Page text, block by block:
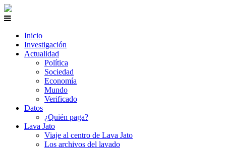
Inicio
Investigación
Actualidad
Política
Sociedad
Economía
Mundo
Verificado
Datos
¿Quién paga?
Lava Jato
Viaje al centro de Lava Jato
Los archivos del lavado